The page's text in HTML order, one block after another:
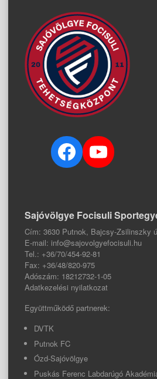
Facebook
YouTube
Sajóvölgye Focisuli
Cím: 3630 Putnok, Bajcsy-Zsilinszky
E-mail: info@sajovolgyefocisuli.hu
Tel.: +36/70/454-92-81
Fax: +36/48/820-975
Adószám: 18212732-1-05
Adatkezelési nyilatkozat
Együttműködő partnerek:
DVTK
Putnok FC
Ózd-Sajóvölgye
Puskás Ferenc Labdarúgó